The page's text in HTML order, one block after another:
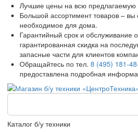
Лучшие цены на всю предлагаемую
Большой ассортимент товаров – вы
необходимое для дома.
Гарантийный срок и обслуживание
гарантированная скидка на
запасные части для клиентов
Обращайтесь по тел. 8 (495) 181-
предоставлена подробная
Каталог б/у техники